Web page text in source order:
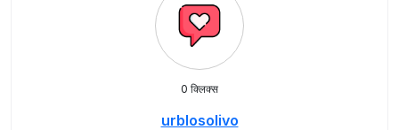
0 क्लिक्स
urblosolivo